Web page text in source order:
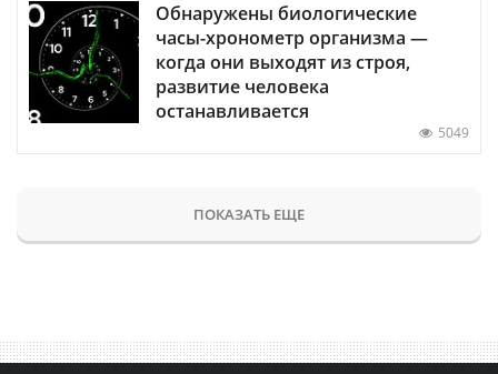
Обнаружены биологические
часы-хронометр организма —
когда они выходят из строя,
развитие человека
останавливается
5049
ПОКАЗАТЬ ЕЩЕ